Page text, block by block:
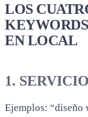
LOS
EN LOCAL
1.
Ejemplos: “diseño